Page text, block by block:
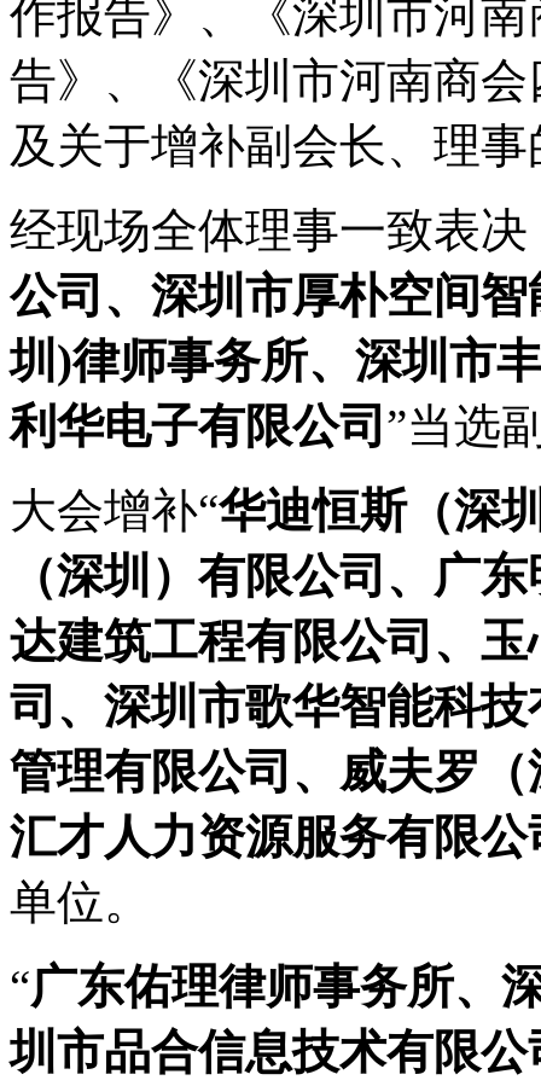
作报告》、《深圳市河
告》、《深圳市河南商
及关于增补副会长、理
经现场全体理事一致表决
公司、深圳市厚朴空间
圳)律师事务所、深圳市
利华电子有限公司 ”当选
大会增补“华迪恒斯（深
（深圳）有限公司、广
达建筑工程有限公司、
司、深圳市歌华智能科
管理有限公司、威夫罗
汇才人力资源服务有限公
单位。
“广东佑理律师事务所、
圳市品合信息技术有限